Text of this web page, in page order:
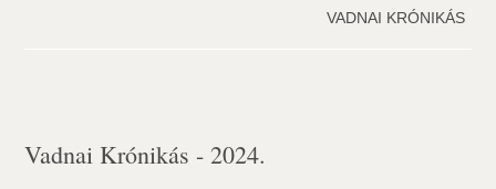
VADNAI KRÓNIKÁS
Vadnai Krónikás - 2024.